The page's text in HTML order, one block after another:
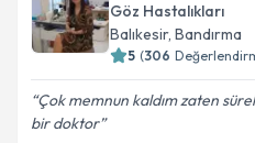
Göz Hastalıkları
Balıkesir, Bandırma
5 (306
Çok memnun kaldım zaten
bir doktor